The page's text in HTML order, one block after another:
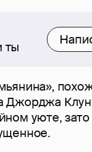
ты
Джорджа
уюте, зато